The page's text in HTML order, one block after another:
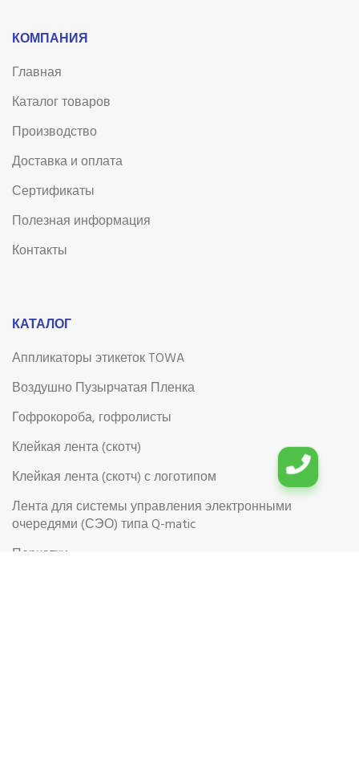
КОМПАНИЯ
Главная
Каталог товаров
Производство
Доставка и оплата
Сертификаты
Полезная информация
Контакты
КАТАЛОГ
Аппликаторы этикеток TOWA
Воздушно Пузырчатая Пленка
Гофрокороба, гофролисты
Клейкая лента (скотч)
Клейкая лента (скотч) с логотипом
Лента для системы управления электронными
очередями (СЭО) типа Q-matic
Перчатки